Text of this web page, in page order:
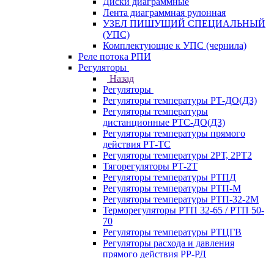
Лента диаграммная рулонная
УЗЕЛ ПИШУЩИЙ СПЕЦИАЛЬНЫЙ
(УПС)
Комплектующие к УПС (чернила)
Реле потока РПИ
Регуляторы
Назад
Регуляторы
Регуляторы температуры РТ-ДО(ДЗ)
Регуляторы температуры
дистанционные РТС-ДО(ДЗ)
Регуляторы температуры прямого
действия РТ-ТС
Регуляторы температуры 2РТ, 2РT2
Тягорегуляторы РТ-2Т
Регуляторы температуры РТПД
Регуляторы температуры РТП-M
Регуляторы температуры РТП-32-2М
Терморегуляторы РТП 32-65 / РТП 50-
70
Регуляторы температуры РТЦГВ
Регуляторы расхода и давления
прямого действия РР-РД